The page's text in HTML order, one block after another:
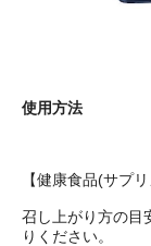
使用方法
【健康食品(サプリ
召し上がり方の目
りください。